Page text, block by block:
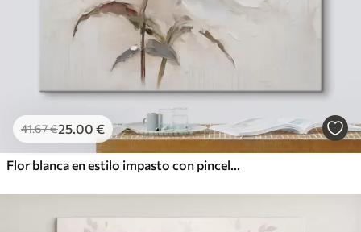
41.67€25.00 €
Flor blanca en estilo impasto con pinceladas suaves